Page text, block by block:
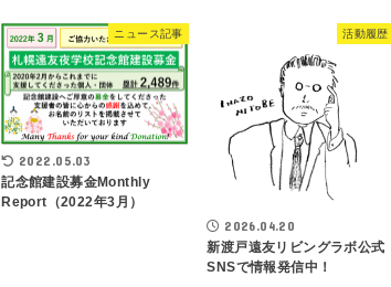
ニュース記事
2022.05.03
記念館建設募金Monthly
Report（2022年3月）
活動履歴
2026.04.20
新渡戸遠友リビングラボ公式
SNSで情報発信中！